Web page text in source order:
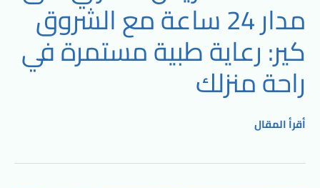
مدار 24 ساعة مع الشروق
كير: رعاية طبية مستمرة في
راحة منزلك
أقرأ المقال